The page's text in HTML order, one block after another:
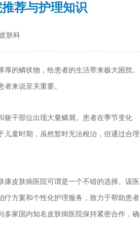
荐与护理知识
肤科
的鳞状物，给患者的生活带来极大困扰。
来说至关重要。
躯干部位出现大量鳞屑。患者在季节变化
童时期，虽然暂时无法根治，但通过合理
皮肤病医院可谓是一个不错的选择。该医
疗方案和个性化护理服务，致力于帮助患者
家国内知名皮肤病医院保持紧密合作，确